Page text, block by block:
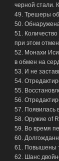
черной стали.
49. Трешеры
50.
51.
при этом
52. Монахи
в обмен на
53. И не
54.
55.
56.
57. Появилась
58. Оружие of
59. Во время
60.
61. Повышены
62. Шанс